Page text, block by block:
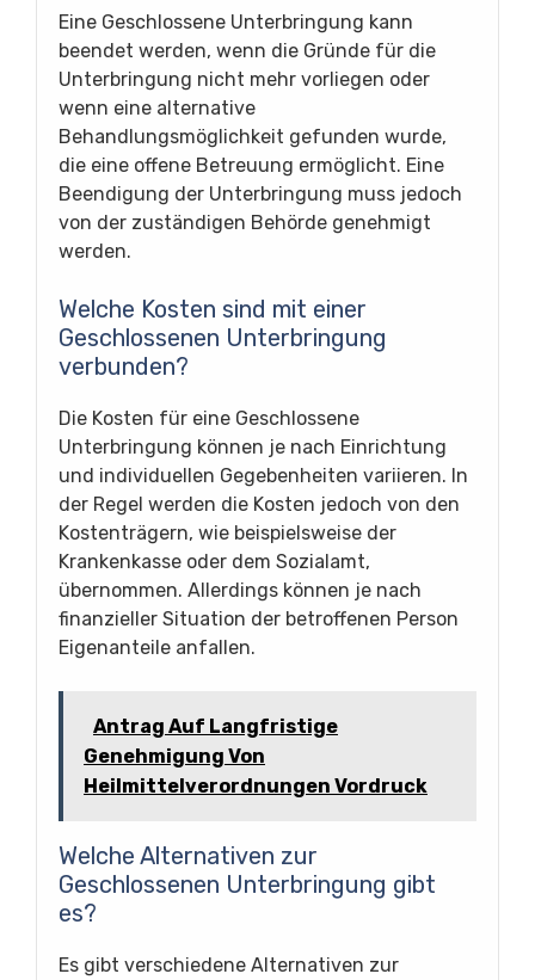
Eine Geschlossene Unterbringung kann
beendet werden, wenn die Gründe für die
Unterbringung nicht mehr vorliegen oder
wenn eine alternative
Behandlungsmöglichkeit gefunden wurde,
die eine offene Betreuung ermöglicht. Eine
Beendigung der Unterbringung muss jedoch
von der zuständigen Behörde genehmigt
werden.
Welche Kosten sind mit einer
Geschlossenen Unterbringung
verbunden?
Die Kosten für eine Geschlossene
Unterbringung können je nach Einrichtung
und individuellen Gegebenheiten variieren. In
der Regel werden die Kosten jedoch von den
Kostenträgern, wie beispielsweise der
Krankenkasse oder dem Sozialamt,
übernommen. Allerdings können je nach
finanzieller Situation der betroffenen Person
Eigenanteile anfallen.
Antrag Auf Langfristige
Genehmigung Von
Heilmittelverordnungen Vordruck
Welche Alternativen zur
Geschlossenen Unterbringung gibt
es?
Es gibt verschiedene Alternativen zur